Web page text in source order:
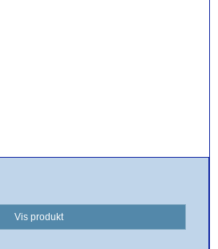
Vis produkt